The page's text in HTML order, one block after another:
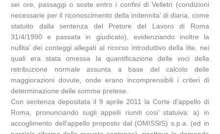
sei ore, passaggi o soste entro i confini di Velletri (condizioni
necessarie per il riconoscimento della indennita’ di diaria, come
statuito dalla sentenza del Pretore del Lavoro di Roma
31/4/1990 e passata in giudicato), evidenziando inoltre la
nullita’ dei conteggi allegati al ricorso introduttivo della lite, nei
quali era stata omessa la quantificazione delle voci della
retribuzione normale assunta a base del calcolo delle
maggiorazioni dovute, onde erano incomprensibili i criteri di
determinazione delle somme pretese.
Con sentenza depositata il 9 aprile 2011 la Corte d’appello di
Roma, pronunciando sugli appelli riuniti cosi’ statuiva: a) in
accoglimento dell’appello proposto dal (OMISSIS) s.p.a. (ed in